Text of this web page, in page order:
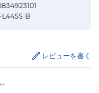
B
レビューを書く